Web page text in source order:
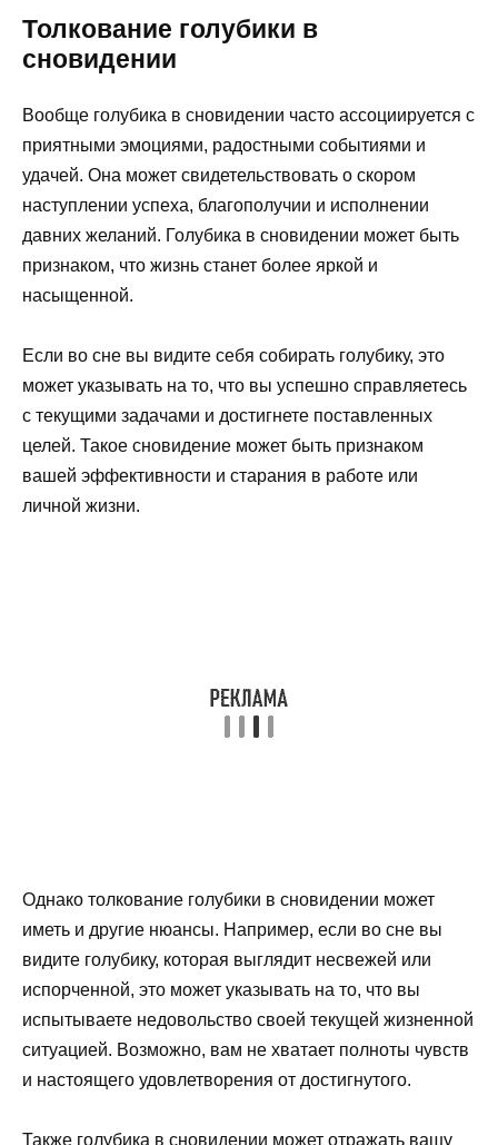
Толкование голубики в
сновидении
Вообще голубика в сновидении часто ассоциируется с
приятными эмоциями, радостными событиями и
удачей. Она может свидетельствовать о скором
наступлении успеха, благополучии и исполнении
давних желаний. Голубика в сновидении может быть
признаком, что жизнь станет более яркой и
насыщенной.
Если во сне вы видите себя собирать голубику, это
может указывать на то, что вы успешно справляетесь
с текущими задачами и достигнете поставленных
целей. Такое сновидение может быть признаком
вашей эффективности и старания в работе или
личной жизни.
Однако толкование голубики в сновидении может
иметь и другие нюансы. Например, если во сне вы
видите голубику, которая выглядит несвежей или
испорченной, это может указывать на то, что вы
испытываете недовольство своей текущей жизненной
ситуацией. Возможно, вам не хватает полноты чувств
и настоящего удовлетворения от достигнутого.
Также голубика в сновидении может отражать вашу